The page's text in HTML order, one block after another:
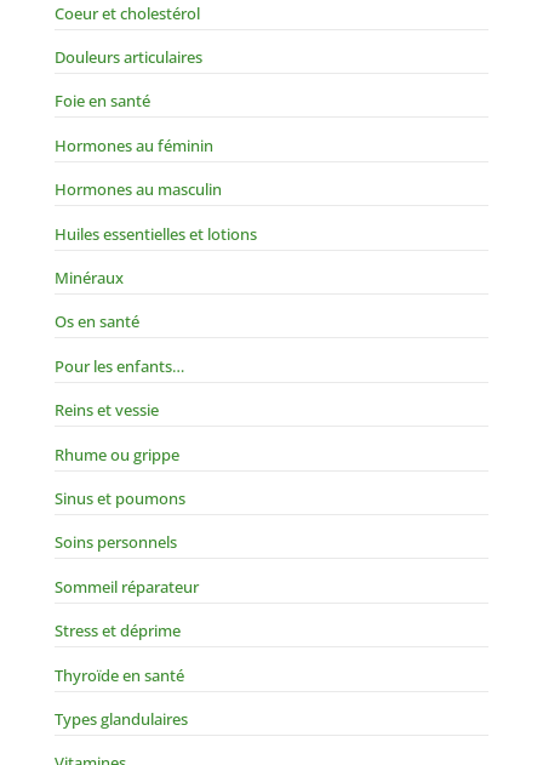
Coeur et cholestérol
Douleurs articulaires
Foie en santé
Hormones au féminin
Hormones au masculin
Huiles essentielles et lotions
Minéraux
Os en santé
Pour les enfants…
Reins et vessie
Rhume ou grippe
Sinus et poumons
Soins personnels
Sommeil réparateur
Stress et déprime
Thyroïde en santé
Types glandulaires